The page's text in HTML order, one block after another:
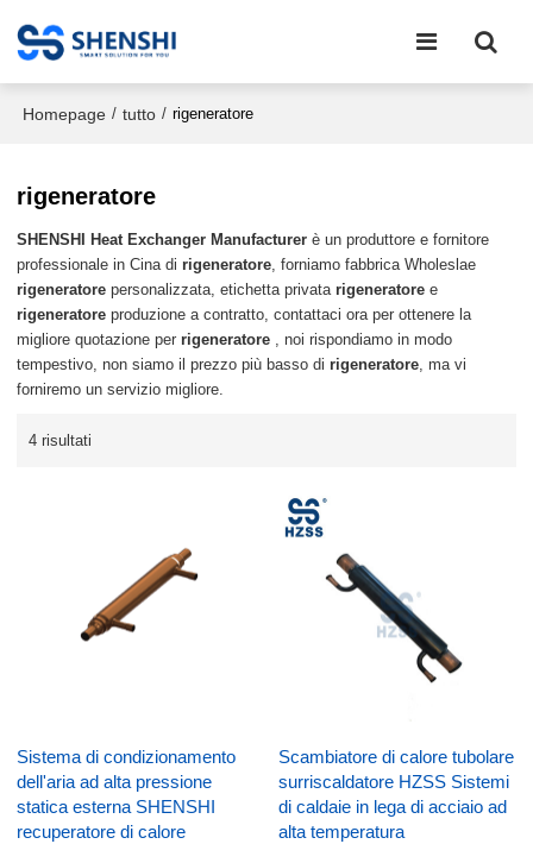
Homepage / tutto / rigeneratore
rigeneratore
SHENSHI Heat Exchanger Manufacturer​ è un produttore e fornitore
professionale in Cina dirigeneratore, forniamo fabbrica Wholeslae
rigeneratore personalizzata, etichetta privatarigeneratore e
rigeneratore produzione a contratto, contattaci ora per ottenere la
migliore quotazione perrigeneratore , noi rispondiamo in modo
tempestivo, non siamo il prezzo più basso dirigeneratore, ma vi
forniremo un servizio migliore.
4 risultati
Sistema di condizionamento
dell'aria ad alta pressione
statica esterna SHENSHI
recuperatore di calore
Scambiatore di calore tubolare
surriscaldatore HZSS Sistemi
di caldaie in lega di acciaio ad
alta temperatura